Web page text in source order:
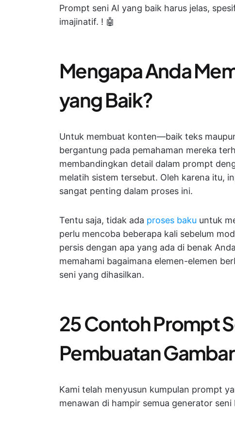
Prompt seni AI yang baik harus jelas,
imajinatif. ! 🤖
Mengapa Anda
yang Baik?
Untuk membuat konten—baik teks
bergantung pada pemahaman mereka
membandingkan detail dalam prompt
melatih sistem tersebut. Oleh karena itu,
sangat penting dalam proses ini.
Tentu saja, tidak ada proses baku untuk
perlu mencoba beberapa kali sebelum
persis dengan apa yang ada di benak
memahami bagaimana elemen-elemen
seni yang dihasilkan.
25 Contoh Prompt
Pembuatan Gambar
Kami telah menyusun kumpulan prompt
menawan di hampir semua generator seni